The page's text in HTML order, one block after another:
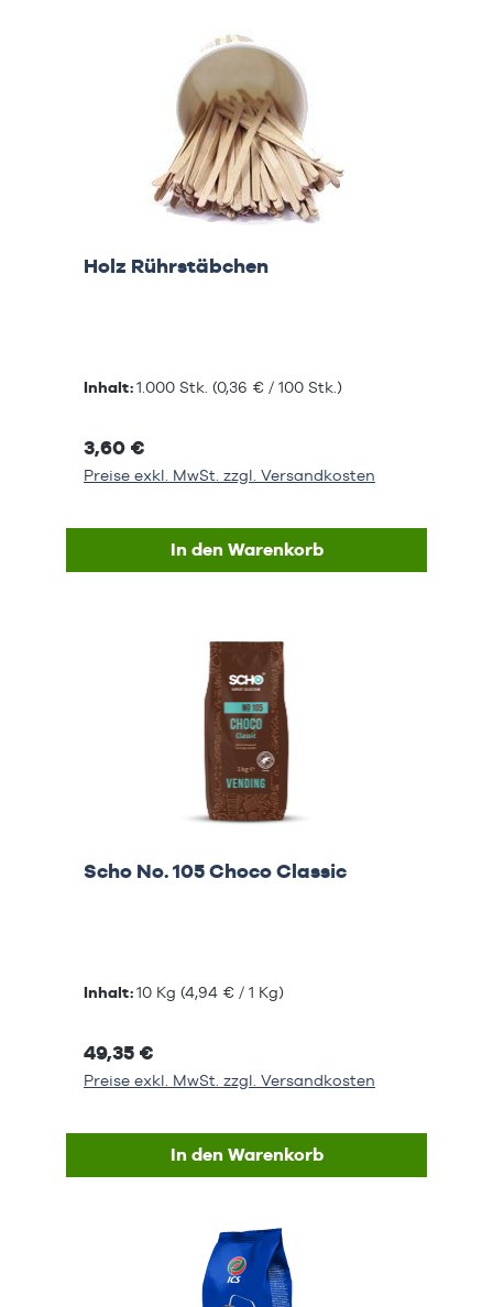
Holz Rührstäbchen
Inhalt:1.000 Stk. (0,36 € / 100 Stk.)
3,60 €
Preise exkl. MwSt. zzgl. Versandkosten
In den Warenkorb
Scho No. 105 Choco Classic
Inhalt:10 Kg (4,94 € / 1 Kg)
49,35 €
Preise exkl. MwSt. zzgl. Versandkosten
In den Warenkorb